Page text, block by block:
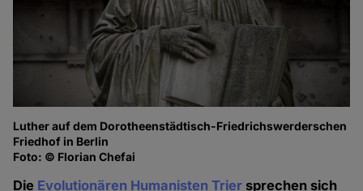
Luther auf dem Dorotheenstädtisch-Friedrichswerderschen
Friedhof in Berlin
Foto: © Florian Chefai
Die Evolutionären Humanisten Trier sprechen sich